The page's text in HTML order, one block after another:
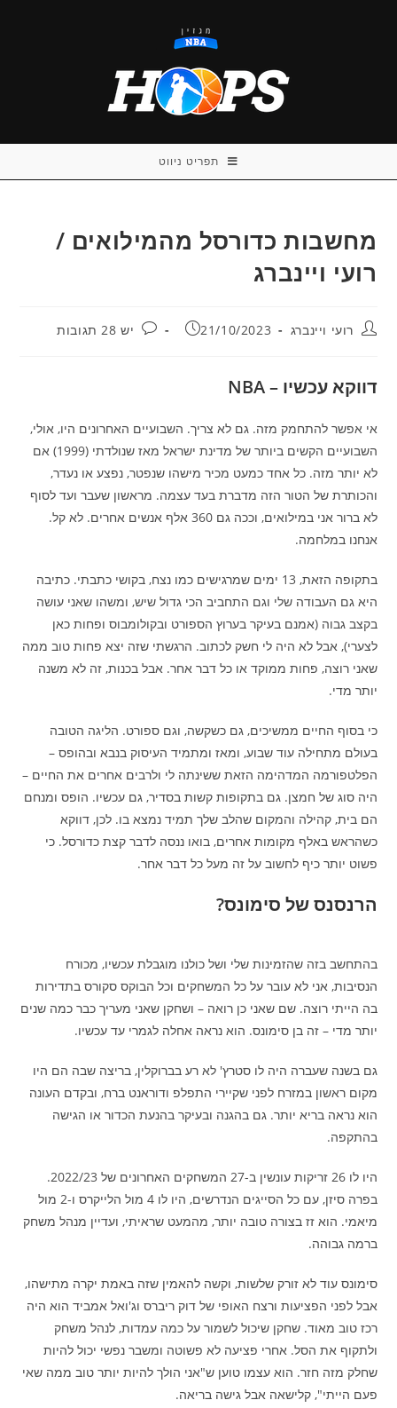
תפריט ניווט
מחשבות כדורסל מהמילואים /
רועי ויינברג
מחבר:רועי ויינברג פורסם:
21/10/2023 תגובות:
יש 28 תגובות
דווקא עכשיו – NBA
אי אפשר להתחמק מזה. גם לא צריך. השבועיים האחרונים היו, אולי,
השבועיים הקשים ביותר של מדינת ישראל מאז שנולדתי (1999) אם
לא יותר מזה. כל אחד כמעט מכיר מישהו שנפטר, נפצע או נעדר,
והכותרת של הטור הזה מדברת בעד עצמה. מראשון שעבר ועד לסוף
לא ברור אני במילואים, וככה גם 360 אלף אנשים אחרים. לא קל.
אנחנו במלחמה.
בתקופה הזאת, 13 ימים שמרגישים כמו נצח, בקושי כתבתי. כתיבה
היא גם העבודה שלי וגם התחביב הכי גדול שיש, ומשהו שאני עושה
בקצב גבוה (אמנם בעיקר בערוץ הספורט ובקולומבוס ופחות כאן
לצערי), אבל לא היה לי חשק לכתוב. הרגשתי שזה יצא פחות טוב ממה
שאני רוצה, פחות ממוקד או כל דבר אחר. אבל בכנות, זה לא משנה
יותר מדי.
כי בסוף החיים ממשיכים, גם כשקשה, וגם ספורט. הליגה הטובה
בעולם מתחילה עוד שבוע, ומאז ומתמיד העיסוק בנבא ובהופס –
הפלטפורמה המדהימה הזאת ששינתה לי ולרבים אחרים את החיים –
היה סוג של חמצן. גם בתקופות קשות בסדיר, גם עכשיו. הופס ומנחם
הם בית, קהילה והמקום שהלב שלך תמיד נמצא בו. לכן, דווקא
כשהראש באלף מקומות אחרים, בואו ננסה לדבר קצת כדורסל. כי
פשוט יותר כיף לחשוב על זה מעל כל דבר אחר.
הרנסנס של סימונס?
בהתחשב בזה שהזמינות שלי ושל כולנו מוגבלת עכשיו, מכורח
הנסיבות, אני לא עובר על כל המשחקים וכל הבוקס סקורס בתדירות
בה הייתי רוצה. שם שאני כן רואה – ושחקן שאני מעריך כבר כמה שנים
יותר מדי – זה בן סימונס. הוא נראה אחלה לגמרי עד עכשיו.
גם בשנה שעברה היה לו סטרץ' לא רע בברוקלין, בריצה שבה הם היו
מקום ראשון במזרח לפני שקיירי התפלפ ודוראנט ברח, ובקדם העונה
הוא נראה בריא יותר. גם בהגנה ובעיקר בהנעת הכדור או הגישה
בהתקפה.
היו לו 26 זריקות עונשין ב-27 המשחקים האחרונים של 2022/23.
בפרה סיזן, עם כל הסייגים הנדרשים, היו לו 4 מול הלייקרס ו-2 מול
מיאמי. הוא זז בצורה טובה יותר, מהמעט שראיתי, ועדיין מנהל משחק
ברמה גבוהה.
סימונס עוד לא זורק שלשות, וקשה להאמין שזה באמת יקרה מתישהו,
אבל לפני הפציעות ורצח האופי של דוק ריברס וג'ואל אמביד הוא היה
רכז טוב מאוד. שחקן שיכול לשמור על כמה עמדות, לנהל משחק
ולתקוף את הסל. אחרי פציעה לא פשוטה ומשבר נפשי יכול להיות
שחלק מזה חזר. הוא עצמו טוען ש"אני הולך להיות יותר טוב ממה שאי
פעם הייתי", קלישאה אבל גישה בריאה.